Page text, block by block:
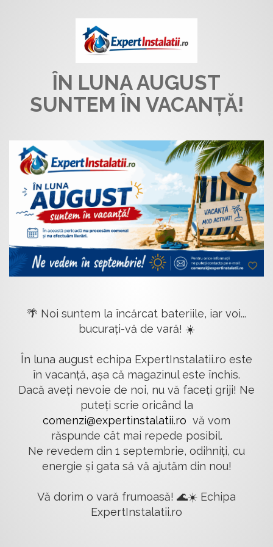
ÎN LUNA AUGUST
SUNTEM ÎN VACANȚĂ!
🌴 Noi suntem la încărcat bateriile, iar voi...
bucurați-vă de vară! ☀️
În luna august echipa ExpertInstalatii.ro este
în vacanță, așa că magazinul este închis.
Dacă aveți nevoie de noi, nu vă faceți griji! Ne
puteți scrie oricând la
comenzi@expertinstalatii.ro vă vom
răspunde cât mai repede posibil.
Ne revedem din 1 septembrie, odihniți, cu
energie și gata să vă ajutăm din nou!
Vă dorim o vară frumoasă! 🌊☀️ Echipa
ExpertInstalatii.ro